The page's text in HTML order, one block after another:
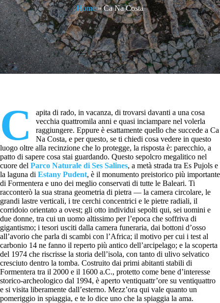
Home»Ca Na Costa
C
apita di rado, in vacanza, di trovarsi davanti a una cosa
vecchia quattromila anni e quasi inciampare nel volerla
raggiungere. Eppure è esattamente quello che succede a Ca
Na Costa, e per questo, se ti chiedi cosa vedere in questo
luogo oltre alla recinzione che lo protegge, la risposta è: parecchio, a
patto di sapere cosa stai guardando. Questo sepolcro megalitico nel
cuore del Parco Naturale di Ses Salines, a metà strada tra Es Pujols e
la laguna di Estany Pudent, è il monumento preistorico più importante
di Formentera e uno dei meglio conservati di tutte le Baleari. Ti
racconterò la sua strana geometria di pietra — la camera circolare, le
grandi lastre verticali, i tre cerchi concentrici e le pietre radiali, il
corridoio orientato a ovest; gli otto individui sepolti qui, sei uomini e
due donne, tra cui un uomo altissimo per l’epoca che soffriva di
gigantismo; i tesori usciti dalla camera funeraria, dai bottoni d’osso
all’avorio che parla di scambi con l’Africa; il motivo per cui i test al
carbonio 14 ne fanno il reperto più antico dell’arcipelago; e la scoperta
del 1974 che riscrisse la storia dell’isola, con tanto di ulivo selvatico
cresciuto dentro la tomba. Costruito dai primi abitanti stabili di
Formentera tra il 2000 e il 1600 a.C., protetto come bene d’interesse
storico-archeologico dal 1994, è aperto ventiquattr’ore su ventiquattro
e si visita liberamente dall’esterno. Mezz’ora qui vale quanto un
pomeriggio in spiaggia, e te lo dice uno che la spiaggia la ama.